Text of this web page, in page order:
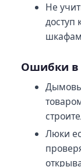
Не
доступ
Ошибки в
Люки